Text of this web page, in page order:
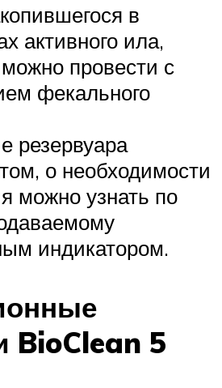
в
активного ила,
провести с
фекального
резервуара
о необходимости
можно узнать по
индикатором.
BioClean 5